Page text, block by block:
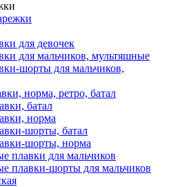
для девочек
для мальчиков, мультяшные
шорты для мальчиков,
норма, ретро, батал
батал
норма
шорты, батал
шорты, норма
плавки для мальчиков
плавки-шорты для мальчиков